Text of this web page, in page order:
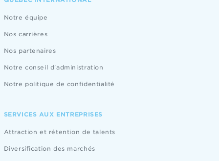
Notre équipe
Nos carrières
Nos partenaires
Notre conseil d'administration
Notre politique de confidentialité
SERVICES AUX ENTREPRISES
Attraction et rétention de talents
Diversification des marchés